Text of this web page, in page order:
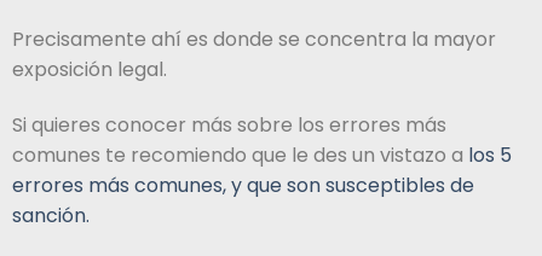
Precisamente ahí es donde se concentra la mayor
exposición legal.
Si quieres conocer más sobre los errores más
comunes te recomiendo que le des un vistazo a los 5
errores más comunes, y que son susceptibles de
sanción.